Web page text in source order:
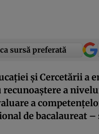
sursă preferată
și Cercetării a
recunoaștere a
a
de bacalaureat –